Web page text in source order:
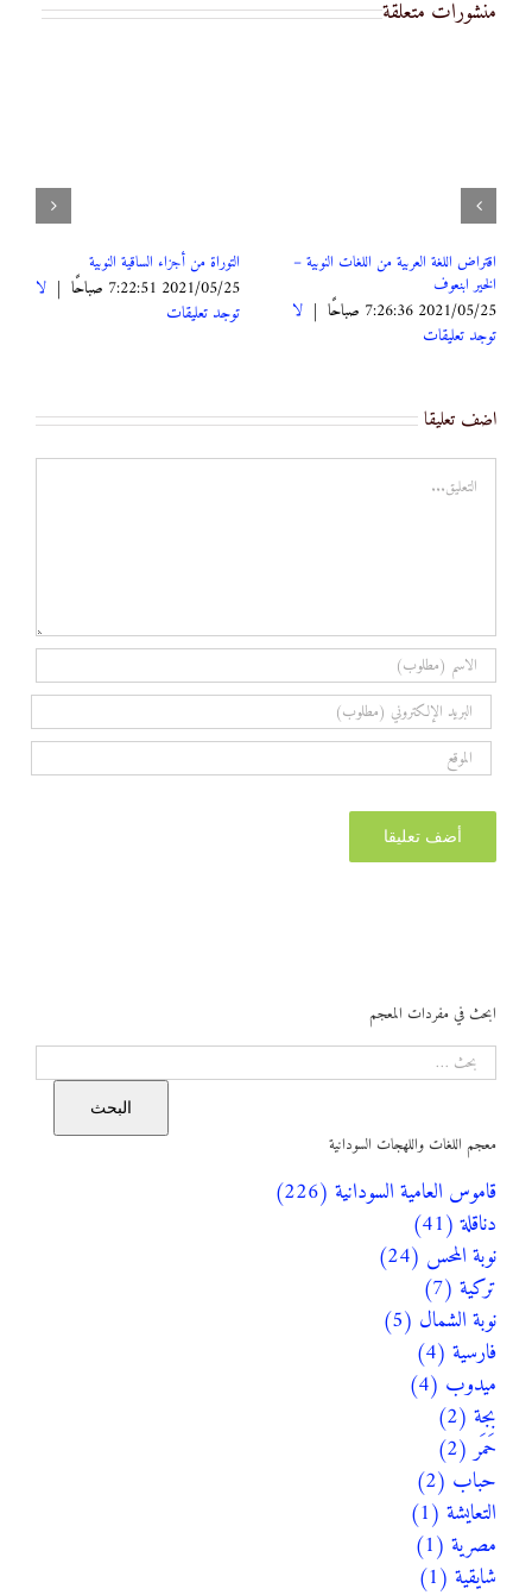
منشورات متعلقة
اقتراض اللغة العربية من اللغات النوبية –
الخير ابنعوف
2021/05/25 7:26:36 صباحًا | لا
توجد تعليقات
التوراة من أجزاء الساقية النوبية
2021/05/25 7:22:51 صباحًا | لا
توجد تعليقات
اضف تعليقا
تعليق
ابحث في مفردات المعجم
البحث
البحث
معجم اللغات واللهجات السودانية
قاموس العامية السودانية (226)
دناقلة (41)
نوبة المحس (24)
تركية (7)
نوبة الشمال (5)
فارسية (4)
ميدوب (4)
بجة (2)
حَمَر (2)
حباب (2)
التعايشة (1)
مصرية (1)
شايقية (1)